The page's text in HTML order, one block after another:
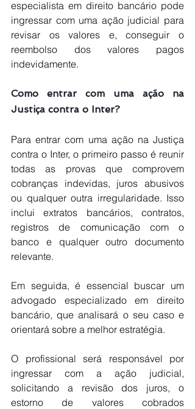
especialista em direito bancário pode
ingressar com uma ação judicial para
revisar os valores e, conseguir o
reembolso dos valores pagos
indevidamente.
Como entrar com uma ação na
Justiça contra o Inter?
Para entrar com uma ação na Justiça
contra o Inter, o primeiro passo é reunir
todas as provas que comprovem
cobranças indevidas, juros abusivos
ou qualquer outra irregularidade. Isso
inclui extratos bancários, contratos,
registros de comunicação com o
banco e qualquer outro documento
relevante.
Em seguida, é essencial buscar um
advogado especializado em direito
bancário, que analisará o seu caso e
orientará sobre a melhor estratégia.
O profissional será responsável por
ingressar com a ação judicial,
solicitando a revisão dos juros, o
estorno de valores cobrados